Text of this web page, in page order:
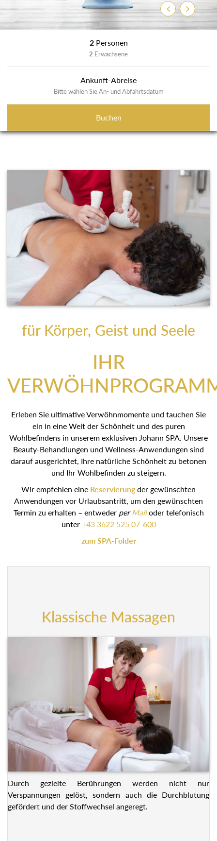
ZurückWeiter
2 Personen
2 Erwachsene
Ankunft-Abreise
Bitte wählen Sie An- und Abfahrtsdatum
Buchen
für Körper, Geist und Seele
IHR
Erleben Sie ultimative Verwöhnmomente und tauchen Sie
ein in eine Welt der Schönheit und des puren
Wohlbefindens in unserem exklusiven Johann SPA. Unsere
Beauty-Behandlungen und Wellness-Anwendungen sind
darauf ausgerichtet, Ihre natürliche Schönheit zu betonen
und Ihr Wohlbefinden zu steigern.
Wir empfehlen eine Reservierungder gewünschten
Anwendungen vor Urlaubsantritt, um den gewünschten
Termin zu erhalten – entweder per Mailoder telefonisch
unter +43 3622 525 07-600
zum SPA-Folder
Klassische Massagen
Durch gezielte Berührungen werden nicht nur
Verspannungen gelöst, sondern auch die Durchblutung
gefördert und der Stoffwechsel angeregt.